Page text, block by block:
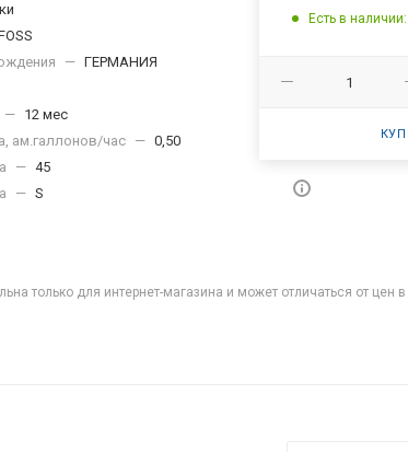
— ГЕРМАНИЯ
— 12 мес
ам.галлонов/час
— 0,50
— 45
— S
Есть в
только для интернет-магазина и может отличаться от цен